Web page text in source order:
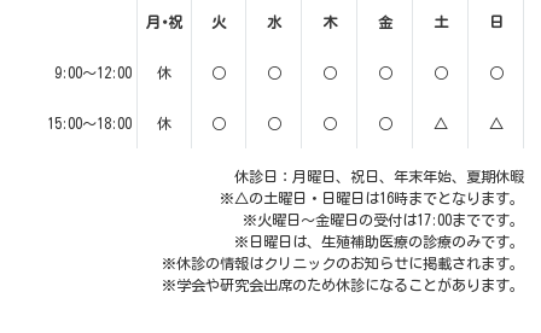
月･祝 火 水 木 金 土 日
9:00～12:00 休 ○ ○ ○ ○ ○ ○
15:00～18:00 休 ○ ○ ○ ○ △ △
休診日：月曜日、祝日、年末年始、夏期休暇
※△の土曜日・日曜日は16時までとなります。
※火曜日～金曜日の受付は17:00までです。
※日曜日は、生殖補助医療の診療のみです。
※休診の情報はクリニックのお知らせに掲載されます。
※学会や研究会出席のため休診になることがあります。